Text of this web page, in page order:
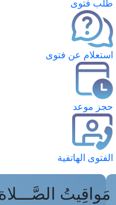
طلب فتوى
استعلام عن فتوى
حجز موعد
الفتوى الهاتفية
مَواقِيتُ الصَّـــلاة